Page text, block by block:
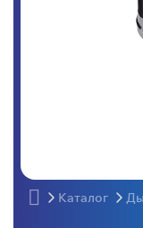
Каталог